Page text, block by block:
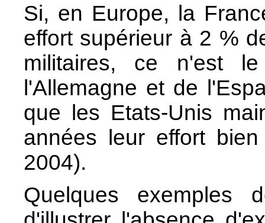
Si, en Europe, la
effort supérieur à 2 %
militaires, ce n'est
l'Allemagne et de
que les Etats-Unis
années leur effort
2004).
Quelques exemples